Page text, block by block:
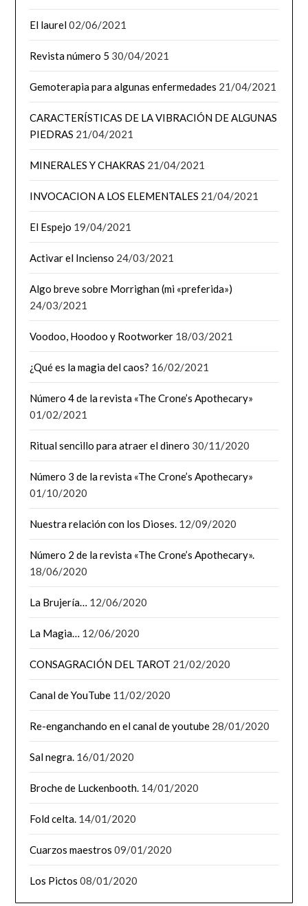
El laurel02/06/2021
Revista número 5 30/04/2021
Gemoterapia para algunas enfermedades 21/04/2021
CARACTERÍSTICAS DE LA VIBRACIÓN DE ALGUNAS
PIEDRAS 21/04/2021
MINERALES Y CHAKRAS 21/04/2021
INVOCACION A LOS ELEMENTALES 21/04/2021
El Espejo 19/04/2021
Activar el Incienso 24/03/2021
Algo breve sobre Morrighan (mi «preferida»)
24/03/2021
Voodoo, Hoodoo y Rootworker 18/03/2021
¿Qué es la magia del caos? 16/02/2021
Número 4 de la revista «The Crone’s Apothecary»
01/02/2021
Ritual sencillo para atraer el dinero 30/11/2020
Número 3 de la revista «The Crone’s Apothecary»
01/10/2020
Nuestra relación con los Dioses. 12/09/2020
Número 2 de la revista «The Crone’s Apothecary».
18/06/2020
La Brujería… 12/06/2020
La Magia… 12/06/2020
CONSAGRACIÓN DEL TAROT 21/02/2020
Canal de YouTube 11/02/2020
Re-enganchando en el canal de youtube 28/01/2020
Sal negra. 16/01/2020
Broche de Luckenbooth. 14/01/2020
Fold celta. 14/01/2020
Cuarzos maestros 09/01/2020
Los Pictos 08/01/2020